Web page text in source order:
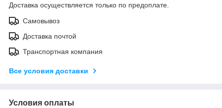
Доставка осуществляется только по предоплате.
Самовывоз
Доставка почтой
Транспортная компания
Все условия доставки
Условия оплаты